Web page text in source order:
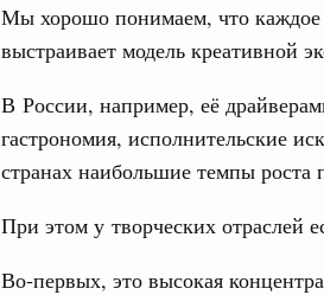
Мы хорошо понимаем, что каждое
выстраивает модель креативной
В России, например, её
гастрономия, исполнительские
странах наибольшие темпы роста
При этом у творческих отраслей
Во‑первых, это высокая